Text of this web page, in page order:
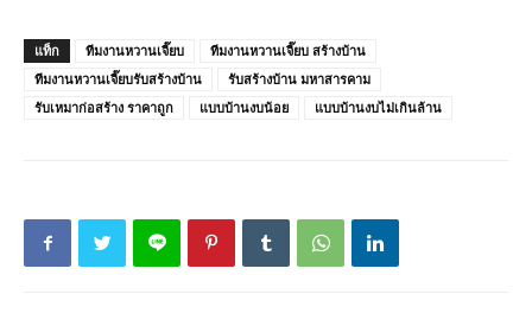
แท็ก ทีมงานหวานเจี๊ยบ
ทีมงานหวานเจี๊ยบ สร้างบ้าน
ทีมงานหวานเจี๊ยบรับสร้างบ้าน
รับสร้างบ้าน มหาสารคาม
รับเหมาก่อสร้าง ราคาถูก
แบบบ้านงบน้อย แบบบ้านงบไม่เกินล้าน